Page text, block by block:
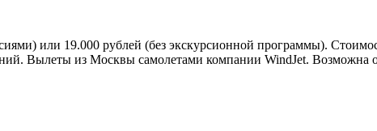
или 19.000 рублей (без экскурсионной программы).
Вылеты из Москвы самолетами компании WindJet. Возможна